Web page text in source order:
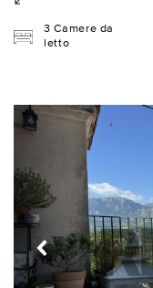
3 Camere da
letto